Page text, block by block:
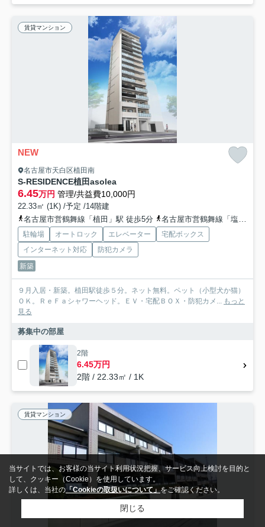
賃貸マンション
NEW
名古屋市天白区植田南
S-RESIDENCE植田asolea
6.45万円 管理/共益費10,000円
22.33㎡ (1K) /予定 /14階建
名古屋市営鶴舞線「植田」駅 徒歩5分
名古屋市営鶴舞線「塩釜口」駅 徒歩12分
駐輪場 オートロック エレベーター
宅配ボックス
インターネット対応
防犯カメラ
新築
９月入居・新築。植田駅徒歩５分。ネット無料。ペット（小型犬か猫）
ＯＫ。ＲｅＦａシャワーヘッド。ＥＶ・宅配ＢＯＸ・防犯カメ...
もっと
見る
募集中の部屋
2階
6.45万円
2階 / 22.33㎡ / 1K
賃貸マンション
当サイトでは、お客様の当サイト利用状況把握、サービス向上検討を目的と
して、クッキー（Cookie）を使用しています。
詳しくは、当社の 「Cookieの取扱いについて」をご確認ください。
閉じる